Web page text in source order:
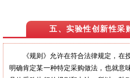
五、实验性创新性采
《规则》允许在符合法律规定，
明确肯定某一种特定采购做法，也就意